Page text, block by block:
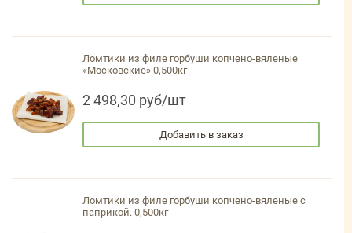
Ломтики из филе горбуши копчено-вяленые
«Московские» 0,500кг
2 498,30 руб/шт
Добавить в заказ
Ломтики из филе горбуши копчено-вяленые с
паприкой. 0,500кг